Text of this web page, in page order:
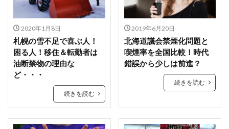
2020年1月8日
札幌の雪不足で喜ぶ人！
困る人！移住＆転勤者は
油断禁物の理由な
ど・・・
続きを読む
2019年6月20日
北海道議会禁煙化問題と
喫煙率を全国比較！時代
錯誤から少しは前進？
続きを読む